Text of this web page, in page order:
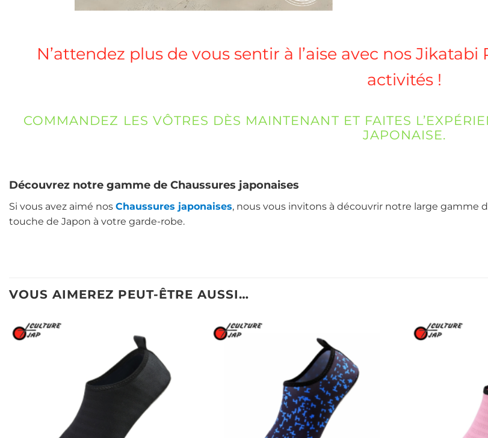
N’attendez plus de vous sentir à l’aise avec nos
activités !
COMMANDEZ LES VÔTRES DÈS MAINTENANT ET FAITES
JAPONAISE.
Découvrez notre gamme de Chaussures japonaises
Si vous avez aimé nos Chaussures japonaises, nous vous invitons à découvrir notre large gamme
touche de Japon à votre garde-robe.
VOUS AIMEREZ PEUT-ÊTRE AUSSI…
à la liste
d’envies